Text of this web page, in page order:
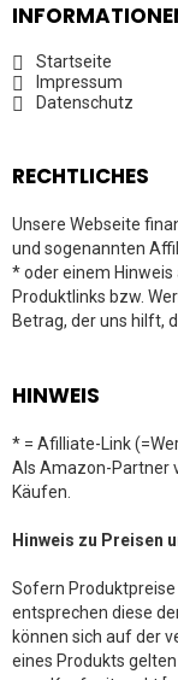
Startseite
Impressum
Datenschutz
RECHTLICHES
Unsere Webseite
und sogenannten
* oder einem
Produktlinks bzw.
Betrag, der uns hilft,
HINWEIS
* = Afilliate-Link
Als Amazon-Partner
Käufen.
Hinweis zu Preisen
Sofern
entsprechen diese
können sich auf der
eines Produkts